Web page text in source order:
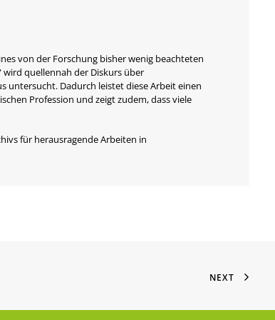
von der Forschung bisher wenig beachteten
wird quellennah der Diskurs über
untersucht. Dadurch leistet diese Arbeit einen
Profession und zeigt zudem, dass viele
für herausragende Arbeiten in
NEXT